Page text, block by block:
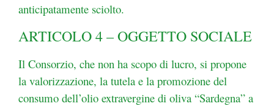
anticipatamente sciolto.
ARTICOLO 4 – OGGETTO SOCIALE
Il Consorzio, che non ha scopo di lucro, si propone
la valorizzazione, la tutela e la promozione del
consumo dell’olio extravergine di oliva “Sardegna” a